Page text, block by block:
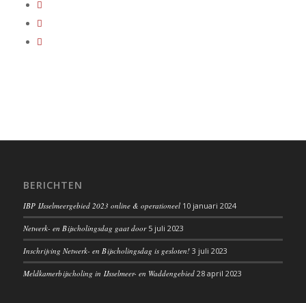
BERICHTEN
IBP IJsselmeergebied 2023 online & operationeel 10 januari 2024
Netwerk- en Bijscholingsdag gaat door 5 juli 2023
Inschrijving Netwerk- en Bijscholingsdag is gesloten! 3 juli 2023
Meldkamerbijscholing in IJsselmeer- en Waddengebied 28 april 2023